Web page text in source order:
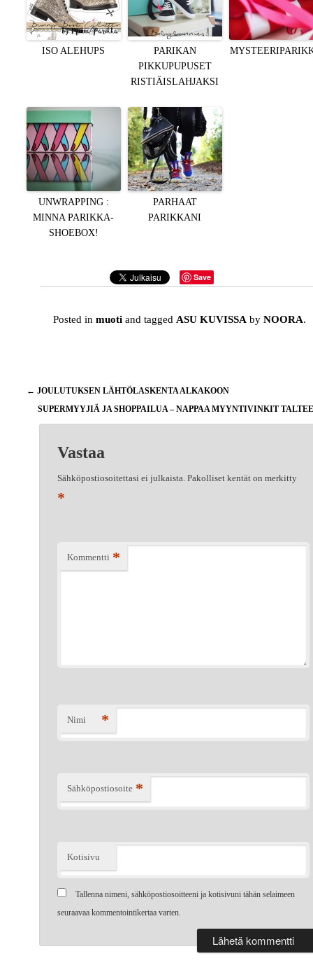
ISO ALEHUPS
PARIKAN
PIKKUPUPUSET
RISTIÄISLAHJAKSI
UNWRAPPING :
MINNA PARIKKA-
SHOEBOX!
PARHAAT
PARIKKANI
Save
Posted inmuoti and taggedASU KUVISSA byNOORA.
Artikkelien
selaus
← JOULUTUKSEN LÄHTÖLASKENTA ALKAKOON
SUPERMYYJIÄ JA SHOPPAILUA – NAPPAA MYYNTIVINKIT
Vastaa
Sähköpostiosoitettasi ei julkaista. Pakolliset kentät on merkitty
*
Kommentti *
Nimi *
Sähköpostiosoite *
Kotisivu
Tallenna nimeni, sähköpostiosoitteeni ja kotisivuni tähän selaimeen
seuraavaa kommentointikertaa varten.